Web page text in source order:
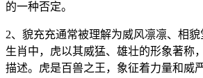
的一种否定。
2、貌充充通常被理解为威风凛凛、相
生肖中，虎以其威猛、雄壮的形象著称
描述。虎是百兽之王，象征着力量和威